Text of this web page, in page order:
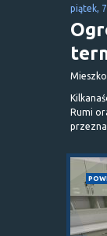
piątek,
Rumi